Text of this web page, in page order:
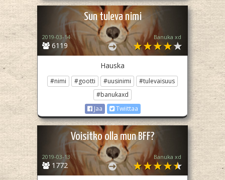
Sun tuleva nimi
6119
2019-03-14 Banuka xd
Hauska
#nimi #gootti #uusinimi
#tulevaisuus
#banukaxd
Jaa
Twiittaa
Voisitko olla mun BFF?
1772
2019-03-13 Banuka xd